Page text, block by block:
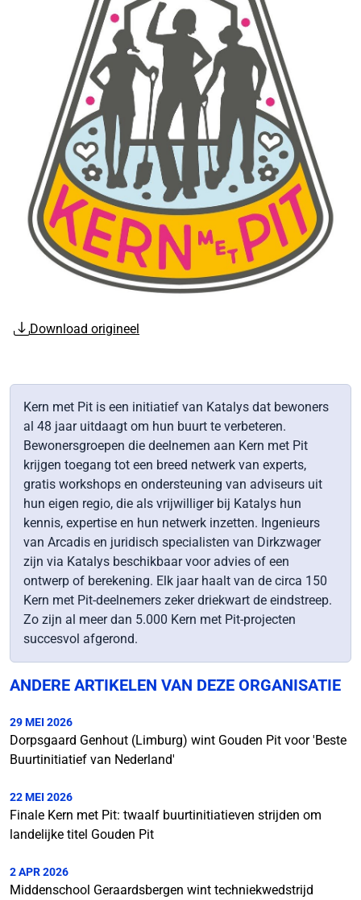
Download origineel
Kern met Pit is een initiatief van Katalys dat bewoners
al 48 jaar uitdaagt om hun buurt te verbeteren.
Bewonersgroepen die deelnemen aan Kern met Pit
krijgen toegang tot een breed netwerk van experts,
gratis workshops en ondersteuning van adviseurs uit
hun eigen regio, die als vrijwilliger bij Katalys hun
kennis, expertise en hun netwerk inzetten. Ingenieurs
van Arcadis en juridisch specialisten van Dirkzwager
zijn via Katalys beschikbaar voor advies of een
ontwerp of berekening. Elk jaar haalt van de circa 150
Kern met Pit-deelnemers zeker driekwart de eindstreep.
Zo zijn al meer dan 5.000 Kern met Pit-projecten
succesvol afgerond.
ANDERE ARTIKELEN VAN DEZE ORGANISATIE
29 MEI 2026
Dorpsgaard Genhout (Limburg) wint Gouden Pit voor 'Beste
Buurtinitiatief van Nederland'
22 MEI 2026
Finale Kern met Pit: twaalf buurtinitiatieven strijden om
landelijke titel Gouden Pit
2 APR 2026
Middenschool Geraardsbergen wint techniekwedstrijd